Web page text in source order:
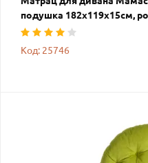
подушка 182х119х15см,
Код: 25746